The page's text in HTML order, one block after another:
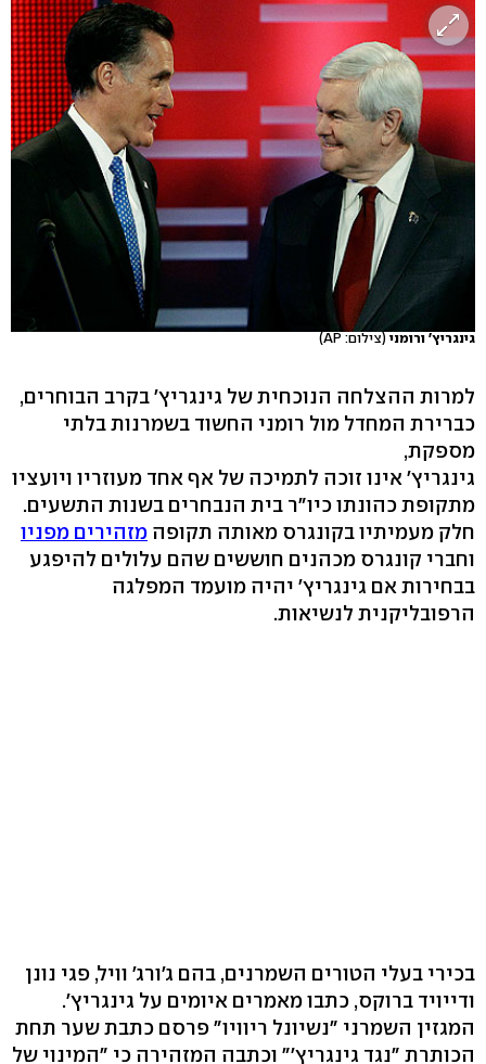
גינגריץ' ורומני(צילום: AP)
למרות ההצלחה הנוכחית של גינגריץ' בקרב הבוחרים,
כברירת המחדל מול רומני החשוד בשמרנות בלתי
מספקת,
גינגריץ' אינו זוכה לתמיכה של אף אחד מעוזריו ויועציו
מתקופת כהונתו כיו"ר בית הנבחרים בשנות התשעים.
חלק מעמיתיו בקונגרס מאותה תקופה מזהירים מפניו
וחברי קונגרס מכהנים חוששים שהם עלולים להיפגע
בבחירות אם גינגריץ' יהיה מועמד המפלגה
הרפובליקנית לנשיאות.
בכירי בעלי הטורים השמרנים, בהם ג'ורג' וויל, פגי נונן
ודייויד ברוקס, כתבו מאמרים איומים על גינגריץ'.
המגזין השמרני "נשיונל ריוויו" פרסם כתבת שער תחת
הכותרת "נגד גינגריץ'" וכתבה המזהירה כי "המינוי של